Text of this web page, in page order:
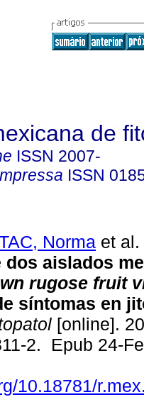
de
ISSN 2007-
ISSN
Norma et al.
dos aislados
rugose fruit
síntomas en
[online].
2. Epub 24-
10.18781/